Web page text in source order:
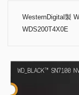
WesternDigital製
WDS200T4X0E